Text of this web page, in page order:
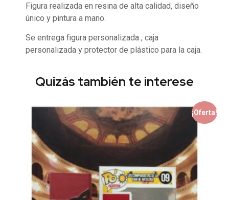
Figura realizada en resina de alta calidad, diseño
único y pintura a mano.
Se entrega figura personalizada , caja
personalizada y protector de plástico para la caja.
Quizás también te interese
¡Oferta!